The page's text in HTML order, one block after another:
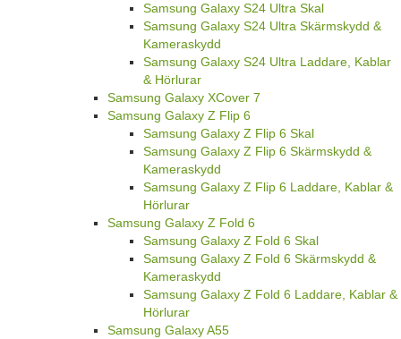
Samsung Galaxy S24 Ultra Skal
Samsung Galaxy S24 Ultra Skärmskydd &
Kameraskydd
Samsung Galaxy S24 Ultra Laddare, Kablar
& Hörlurar
Samsung Galaxy XCover 7
Samsung Galaxy Z Flip 6
Samsung Galaxy Z Flip 6 Skal
Samsung Galaxy Z Flip 6 Skärmskydd &
Kameraskydd
Samsung Galaxy Z Flip 6 Laddare, Kablar &
Hörlurar
Samsung Galaxy Z Fold 6
Samsung Galaxy Z Fold 6 Skal
Samsung Galaxy Z Fold 6 Skärmskydd &
Kameraskydd
Samsung Galaxy Z Fold 6 Laddare, Kablar &
Hörlurar
Samsung Galaxy A55